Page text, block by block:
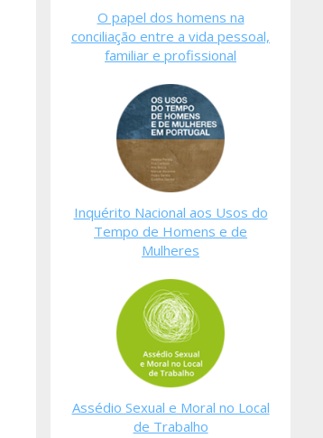
O papel dos homens na
conciliação entre a vida pessoal,
familiar e profissional
Inquérito Nacional aos Usos do
Tempo de Homens e de
Mulheres
Assédio Sexual e Moral no Local
de Trabalho